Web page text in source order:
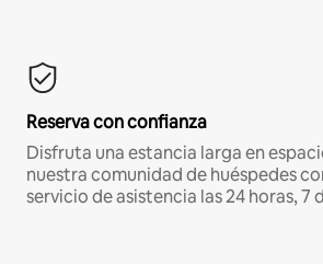
Reserva con confianza
Disfruta una estancia larga en
nuestra comunidad de huéspedes
servicio de asistencia las 24 horas, 7